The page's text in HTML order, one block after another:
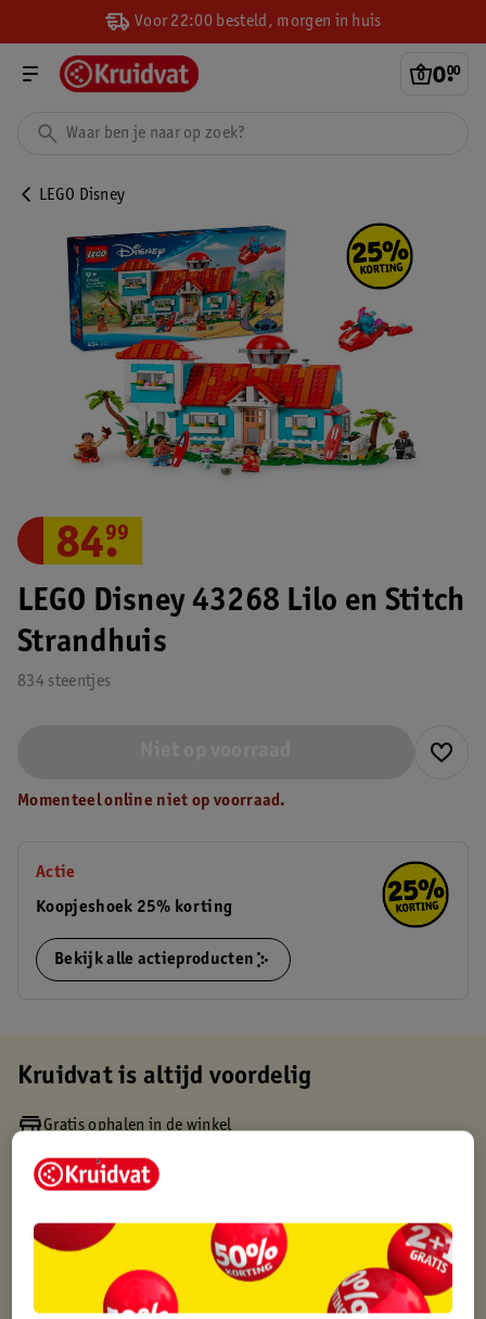
Voor 22:00 besteld, morgen in huis
0.
00
LEGO Disney
LEGO Disney 43268 Lilo en Stitch
Strandhuis
834 steentjes
84.
99
Momenteel online niet op voorraad.
Actie
Koopjeshoek 25% korting
Bekijk alle actieproducten
Kruidvat is altijd voordelig
Gratis ophalen in de winkel
Gratis thuisbezorgd vanaf 50.00
Gratis punten met je Kruidvat kaart